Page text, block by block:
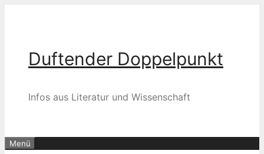
Duftender Doppelpunkt
Infos aus Literatur und Wissenschaft
Menü